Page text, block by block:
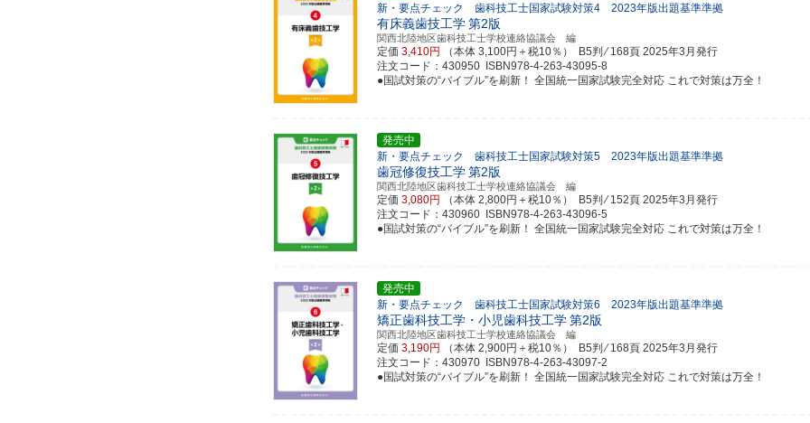
新・要点チェック 歯科技工士国家試験対策4 2023年版出題基準準拠
有床義歯技工学第2版
関西北陸地区歯科技工士学校連絡協議会 編
定価 3,410円 （本体 3,100円＋税10％） B5判 ⁄ 168頁 2025年3月発行
注文コード：430950 ISBN978-4-263-43095-8
●国試対策の“バイブル”を刷新！ 全国統一国家試験完全対応 これで対策は万全！
発売中
新・要点チェック 歯科技工士国家試験対策5 2023年版出題基準準拠
歯冠修復技工学第2版
関西北陸地区歯科技工士学校連絡協議会 編
定価 3,080円 （本体 2,800円＋税10％） B5判 ⁄ 152頁 2025年3月発行
注文コード：430960 ISBN978-4-263-43096-5
●国試対策の“バイブル”を刷新！ 全国統一国家試験完全対応 これで対策は万全！
発売中
新・要点チェック 歯科技工士国家試験対策6 2023年版出題基準準拠
矯正歯科技工学・小児歯科技工学第2版
関西北陸地区歯科技工士学校連絡協議会 編
定価 3,190円 （本体 2,900円＋税10％） B5判 ⁄ 168頁 2025年3月発行
注文コード：430970 ISBN978-4-263-43097-2
●国試対策の“バイブル”を刷新！ 全国統一国家試験完全対応 これで対策は万全！